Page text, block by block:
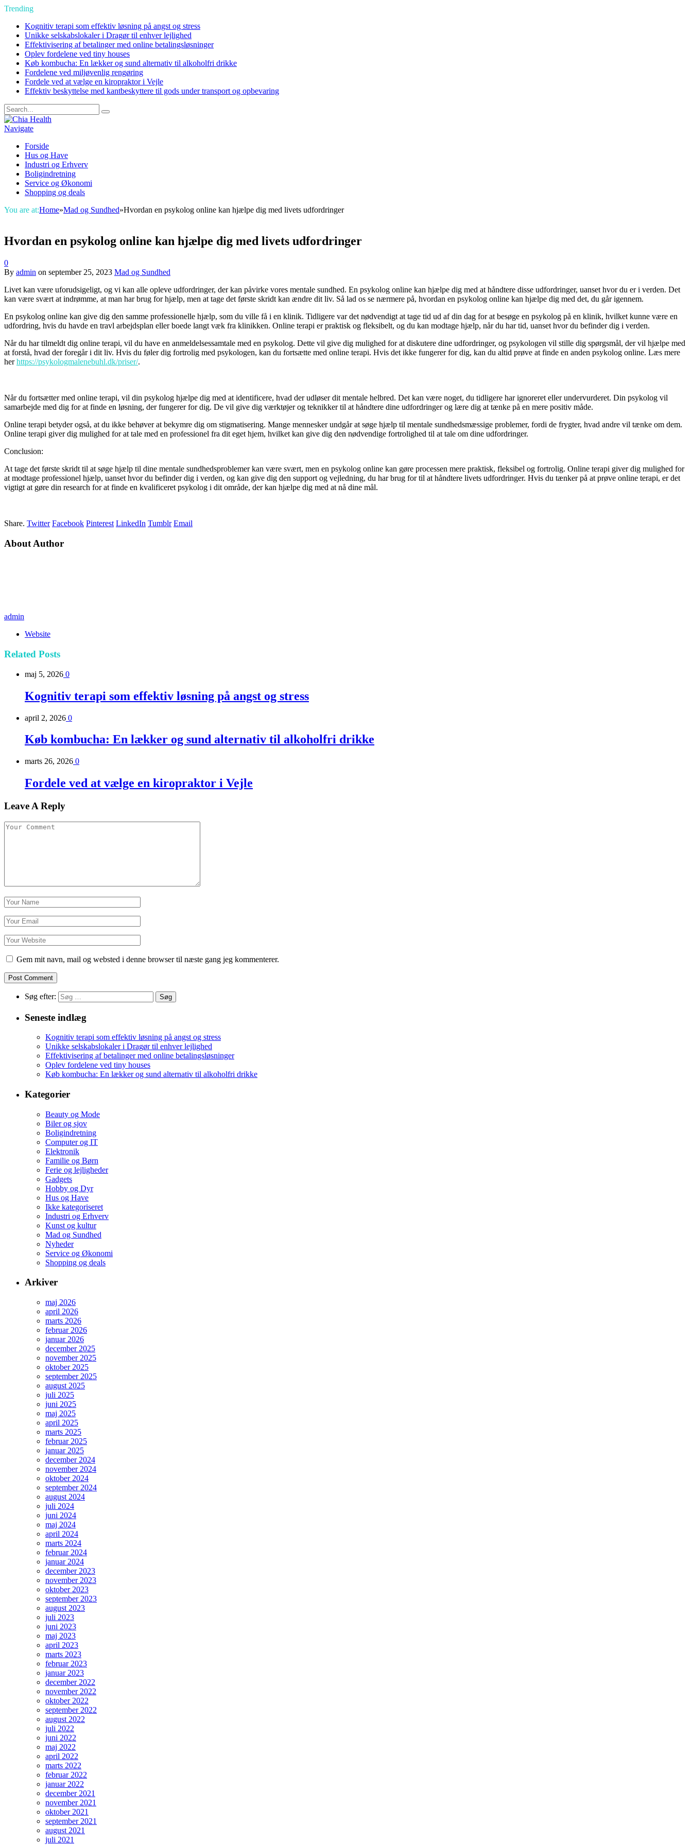
Trending
Kognitiv terapi som effektiv løsning på angst og stress
Unikke selskabslokaler i Dragør til enhver lejlighed
Effektivisering af betalinger med online betalingsløsninger
Oplev fordelene ved tiny houses
Køb kombucha: En lækker og sund alternativ til alkoholfri drikke
Fordelene ved miljøvenlig rengøring
Fordele ved at vælge en kiropraktor i Vejle
Effektiv beskyttelse med kantbeskyttere til gods under transport og opbevaring
Navigate
Forside
Hus og Have
Industri og Erhverv
Boligindretning
Service og Økonomi
Shopping og deals
You are at:Home»Mad og Sundhed»Hvordan en psykolog online kan hjælpe dig med livets udfordringer
Hvordan en psykolog online kan hjælpe dig med livets udfordringer
0
By admin on september 25, 2023 Mad og Sundhed
Livet kan være uforudsigeligt, og vi kan alle opleve udfordringer, der kan påvirke vores mentale sundhed. En psykolog online kan hjælpe dig med at håndtere disse udfordringer, uanset hvor du er i verden. Det
kan være svært at indrømme, at man har brug for hjælp, men at tage det første skridt kan ændre dit liv. Så lad os se nærmere på, hvordan en psykolog online kan hjælpe dig med det, du går igennem.
En psykolog online kan give dig den samme professionelle hjælp, som du ville få i en klinik. Tidligere var det nødvendigt at tage tid ud af din dag for at besøge en psykolog på en klinik, hvilket kunne være en
udfordring, hvis du havde en travl arbejdsplan eller boede langt væk fra klinikken. Online terapi er praktisk og fleksibelt, og du kan modtage hjælp, når du har tid, uanset hvor du befinder dig i verden.
Når du har tilmeldt dig online terapi, vil du have en anmeldelsessamtale med en psykolog. Dette vil give dig mulighed for at diskutere dine udfordringer, og psykologen vil stille dig spørgsmål, der vil hjælpe med
at forstå, hvad der foregår i dit liv. Hvis du føler dig fortrolig med psykologen, kan du fortsætte med online terapi. Hvis det ikke fungerer for dig, kan du altid prøve at finde en anden psykolog online. Læs mere
herhttps://psykologmalenebuhl.dk/priser/.
Når du fortsætter med online terapi, vil din psykolog hjælpe dig med at identificere, hvad der udløser dit mentale helbred. Det kan være noget, du tidligere har ignoreret eller undervurderet. Din psykolog vil
samarbejde med dig for at finde en løsning, der fungerer for dig. De vil give dig værktøjer og teknikker til at håndtere dine udfordringer og lære dig at tænke på en mere positiv måde.
Online terapi betyder også, at du ikke behøver at bekymre dig om stigmatisering. Mange mennesker undgår at søge hjælp til mentale sundhedsmæssige problemer, fordi de frygter, hvad andre vil tænke om dem.
Online terapi giver dig mulighed for at tale med en professionel fra dit eget hjem, hvilket kan give dig den nødvendige fortrolighed til at tale om dine udfordringer.
Conclusion:
At tage det første skridt til at søge hjælp til dine mentale sundhedsproblemer kan være svært, men en psykolog online kan gøre processen mere praktisk, fleksibel og fortrolig. Online terapi giver dig mulighed for
at modtage professionel hjælp, uanset hvor du befinder dig i verden, og kan give dig den support og vejledning, du har brug for til at håndtere livets udfordringer. Hvis du tænker på at prøve online terapi, er det
vigtigt at gøre din research for at finde en kvalificeret psykolog i dit område, der kan hjælpe dig med at nå dine mål.
Share. Twitter Facebook Pinterest LinkedIn Tumblr Email
About Author
admin
Website
Related Posts
maj 5, 2026 0
Kognitiv terapi som effektiv løsning på angst og stress
april 2, 2026 0
Køb kombucha: En lækker og sund alternativ til alkoholfri drikke
marts 26, 2026 0
Fordele ved at vælge en kiropraktor i Vejle
Leave A Reply
Gem mit navn, mail og websted i denne browser til næste gang jeg kommenterer.
Søg efter:
Seneste indlæg
Kognitiv terapi som effektiv løsning på angst og stress
Unikke selskabslokaler i Dragør til enhver lejlighed
Effektivisering af betalinger med online betalingsløsninger
Oplev fordelene ved tiny houses
Køb kombucha: En lækker og sund alternativ til alkoholfri drikke
Kategorier
Beauty og Mode
Biler og sjov
Boligindretning
Computer og IT
Elektronik
Familie og Børn
Ferie og lejligheder
Gadgets
Hobby og Dyr
Hus og Have
Ikke kategoriseret
Industri og Erhverv
Kunst og kultur
Mad og Sundhed
Nyheder
Service og Økonomi
Shopping og deals
Arkiver
maj 2026
april 2026
marts 2026
februar 2026
januar 2026
december 2025
november 2025
oktober 2025
september 2025
august 2025
juli 2025
juni 2025
maj 2025
april 2025
marts 2025
februar 2025
januar 2025
december 2024
november 2024
oktober 2024
september 2024
august 2024
juli 2024
juni 2024
maj 2024
april 2024
marts 2024
februar 2024
januar 2024
december 2023
november 2023
oktober 2023
september 2023
august 2023
juli 2023
juni 2023
maj 2023
april 2023
marts 2023
februar 2023
januar 2023
december 2022
november 2022
oktober 2022
september 2022
august 2022
juli 2022
juni 2022
maj 2022
april 2022
marts 2022
februar 2022
januar 2022
december 2021
november 2021
oktober 2021
september 2021
august 2021
juli 2021